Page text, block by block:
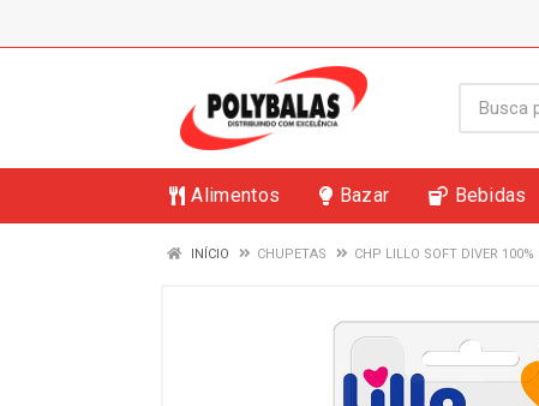
Alimentos Bazar Bebidas
INÍCIO CHUPETAS CHP LILLO SOFT DIVER